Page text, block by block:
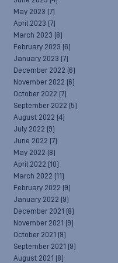
May 2023 (7)
April 2023 (7)
March 2023 (8)
February 2023 (6)
January 2023 (7)
December 2022 (6)
November 2022 (6)
October 2022 (7)
September 2022 (5)
August 2022 (4)
July 2022 (9)
June 2022 (7)
May 2022 (8)
April 2022 (10)
March 2022 (11)
February 2022 (9)
January 2022 (9)
December 2021 (8)
November 2021 (9)
October 2021 (9)
September 2021 (9)
August 2021 (8)